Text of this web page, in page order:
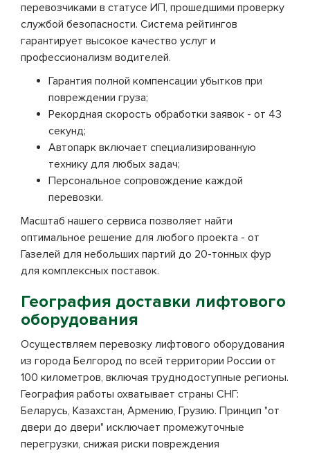
перевозчиками в статусе ИП, прошедшими проверку
службой безопасности. Система рейтингов
гарантирует высокое качество услуг и
профессионализм водителей.
Гарантия полной компенсации убытков при
повреждении груза;
Рекордная скорость обработки заявок - от 43
секунд;
Автопарк включает специализированную
технику для любых задач;
Персональное сопровождение каждой
перевозки.
Масштаб нашего сервиса позволяет найти
оптимальное решение для любого проекта - от
Газелей для небольших партий до 20-тонных фур
для комплексных поставок.
География доставки лифтового
оборудования
Осуществляем перевозку лифтового оборудования
из города Белгород по всей территории России от
100 километров, включая труднодоступные регионы.
География работы охватывает страны СНГ:
Беларусь, Казахстан, Армению, Грузию. Принцип "от
двери до двери" исключает промежуточные
перегрузки, снижая риски повреждения